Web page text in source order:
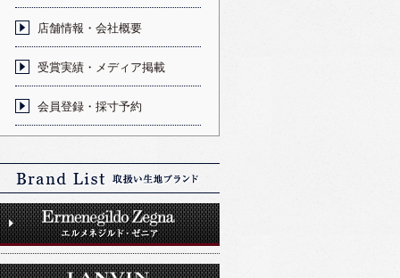
店舗情報・会社概要
受賞実績・メディア掲載
会員登録・採寸予約